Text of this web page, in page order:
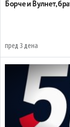
Борче и Вулнет,
пред 3 дена